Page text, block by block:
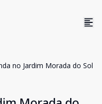
no Jardim Morada do Sol